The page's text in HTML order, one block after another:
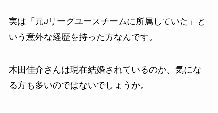
実は「元Jリーグユースチームに所属していた」と
いう意外な経歴を持った方なんです。
木田佳介さんは現在結婚されているのか、気にな
る方も多いのではないでしょうか。